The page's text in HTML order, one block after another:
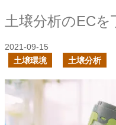
土壌分析のECを
2021-09-15
土壌環境
土壌分析